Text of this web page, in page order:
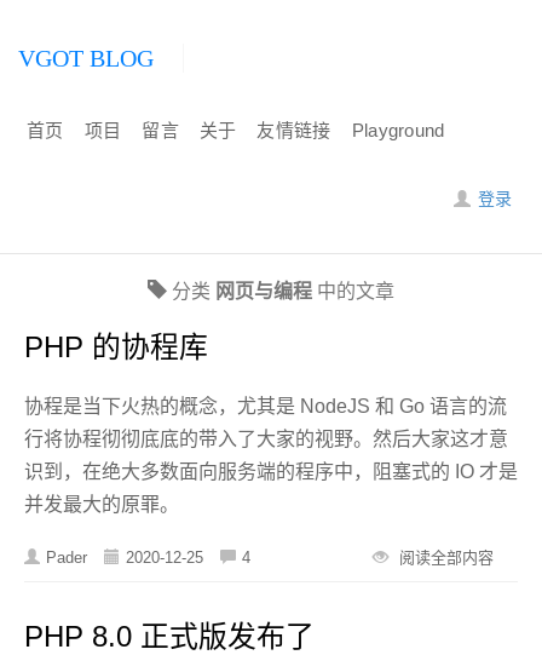
VGOT BLOG
首页 项目 留言 关于 友情链接 Playground
登录
分类 网页与编程 中的文章
PHP 的协程库
协程是当下火热的概念，尤其是 NodeJS 和 Go 语言的流
行将协程彻彻底底的带入了大家的视野。然后大家这才意
识到，在绝大多数面向服务端的程序中，阻塞式的 IO 才是
并发最大的原罪。
阅读全部内容
Pader 2020-12-25 4
PHP 8.0 正式版发布了